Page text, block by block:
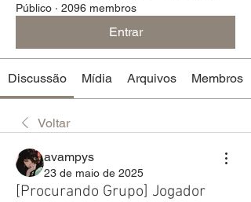
Público · 2096 membros
Entrar
Discussão Mídia Arquivos Membros
Voltar
avampys
23 de maio de 2025
[Procurando Grupo] Jogador